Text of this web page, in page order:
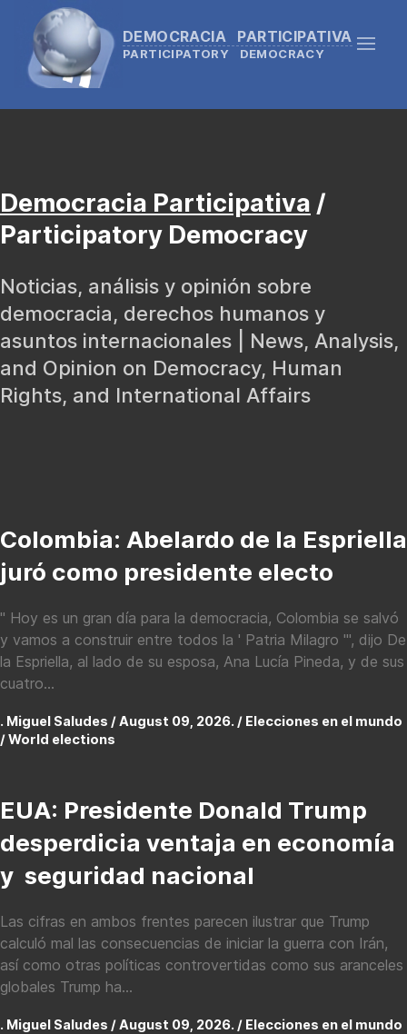
DEMOCRACIA PARTICIPATIVA
PARTICIPATORY DEMOCRACY
Democracia Participativa /
Participatory Democracy
Noticias, análisis y opinión sobre
democracia, derechos humanos y
asuntos internacionales | News, Analysis,
and Opinion on Democracy, Human
Rights, and International Affairs
Colombia: Abelardo de la Espriella
juró como presidente electo
" Hoy es un gran día para la democracia, Colombia se salvó
y vamos a construir entre todos la ' Patria Milagro '", dijo De
la Espriella, al lado de su esposa, Ana Lucía Pineda, y de sus
cuatro...
. Miguel Saludes / August 09, 2026. / Elecciones en el mundo
/ World elections
EUA: Presidente Donald Trump
desperdicia ventaja en economía
y seguridad nacional
Las cifras en ambos frentes parecen ilustrar que Trump
calculó mal las consecuencias de iniciar la guerra con Irán,
así como otras políticas controvertidas como sus aranceles
globales Trump ha...
. Miguel Saludes / August 09, 2026. / Elecciones en el mundo